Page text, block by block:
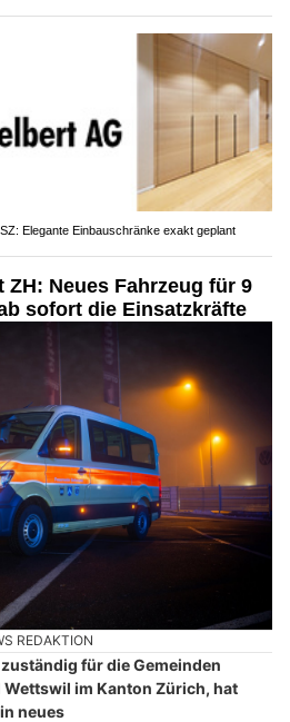
Elegante Einbauschränke exakt geplant
ZH: Neues Fahrzeug für 9
sofort die Einsatzkräfte
REDAKTION
für die Gemeinden
im Kanton Zürich, hat
neues